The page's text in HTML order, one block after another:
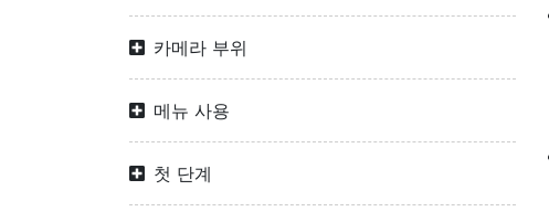
카메라 부위
메뉴 사용
첫 단계